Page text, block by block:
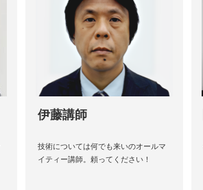
伊藤講師
技術については何でも来いのオールマ
イティー講師。頼ってください！